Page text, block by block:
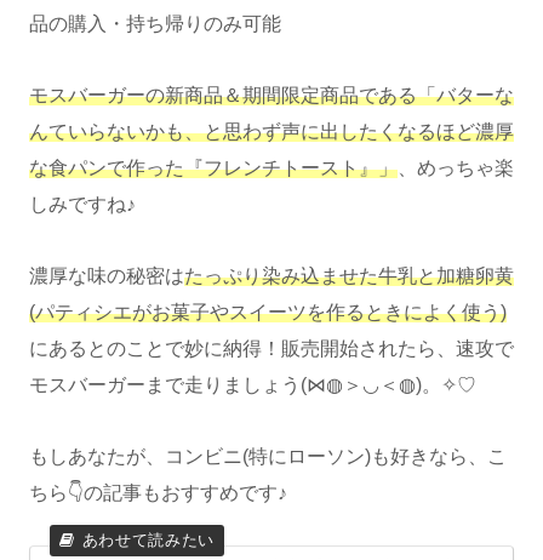
品の購入・持ち帰りのみ可能
モスバーガーの新商品＆期間限定商品である「バターな
んていらないかも、と思わず声に出したくなるほど濃厚
な食パンで作った『フレンチトースト』」 、めっちゃ楽
しみですね♪
濃厚な味の秘密はたっぷり染み込ませた牛乳と加糖卵黄
(パティシエがお菓子やスイーツを作るときによく使う)
にあるとのことで妙に納得！販売開始されたら、速攻で
モスバーガーまで走りましょう(⋈◍＞◡＜◍)。✧♡
もしあなたが、コンビニ(特にローソン)も好きなら、こ
ちら👇の記事もおすすめです♪